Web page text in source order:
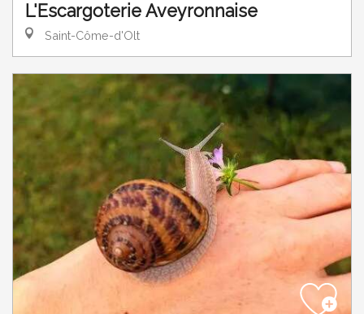
L'Escargoterie Aveyronnaise
Saint-Côme-d'Olt